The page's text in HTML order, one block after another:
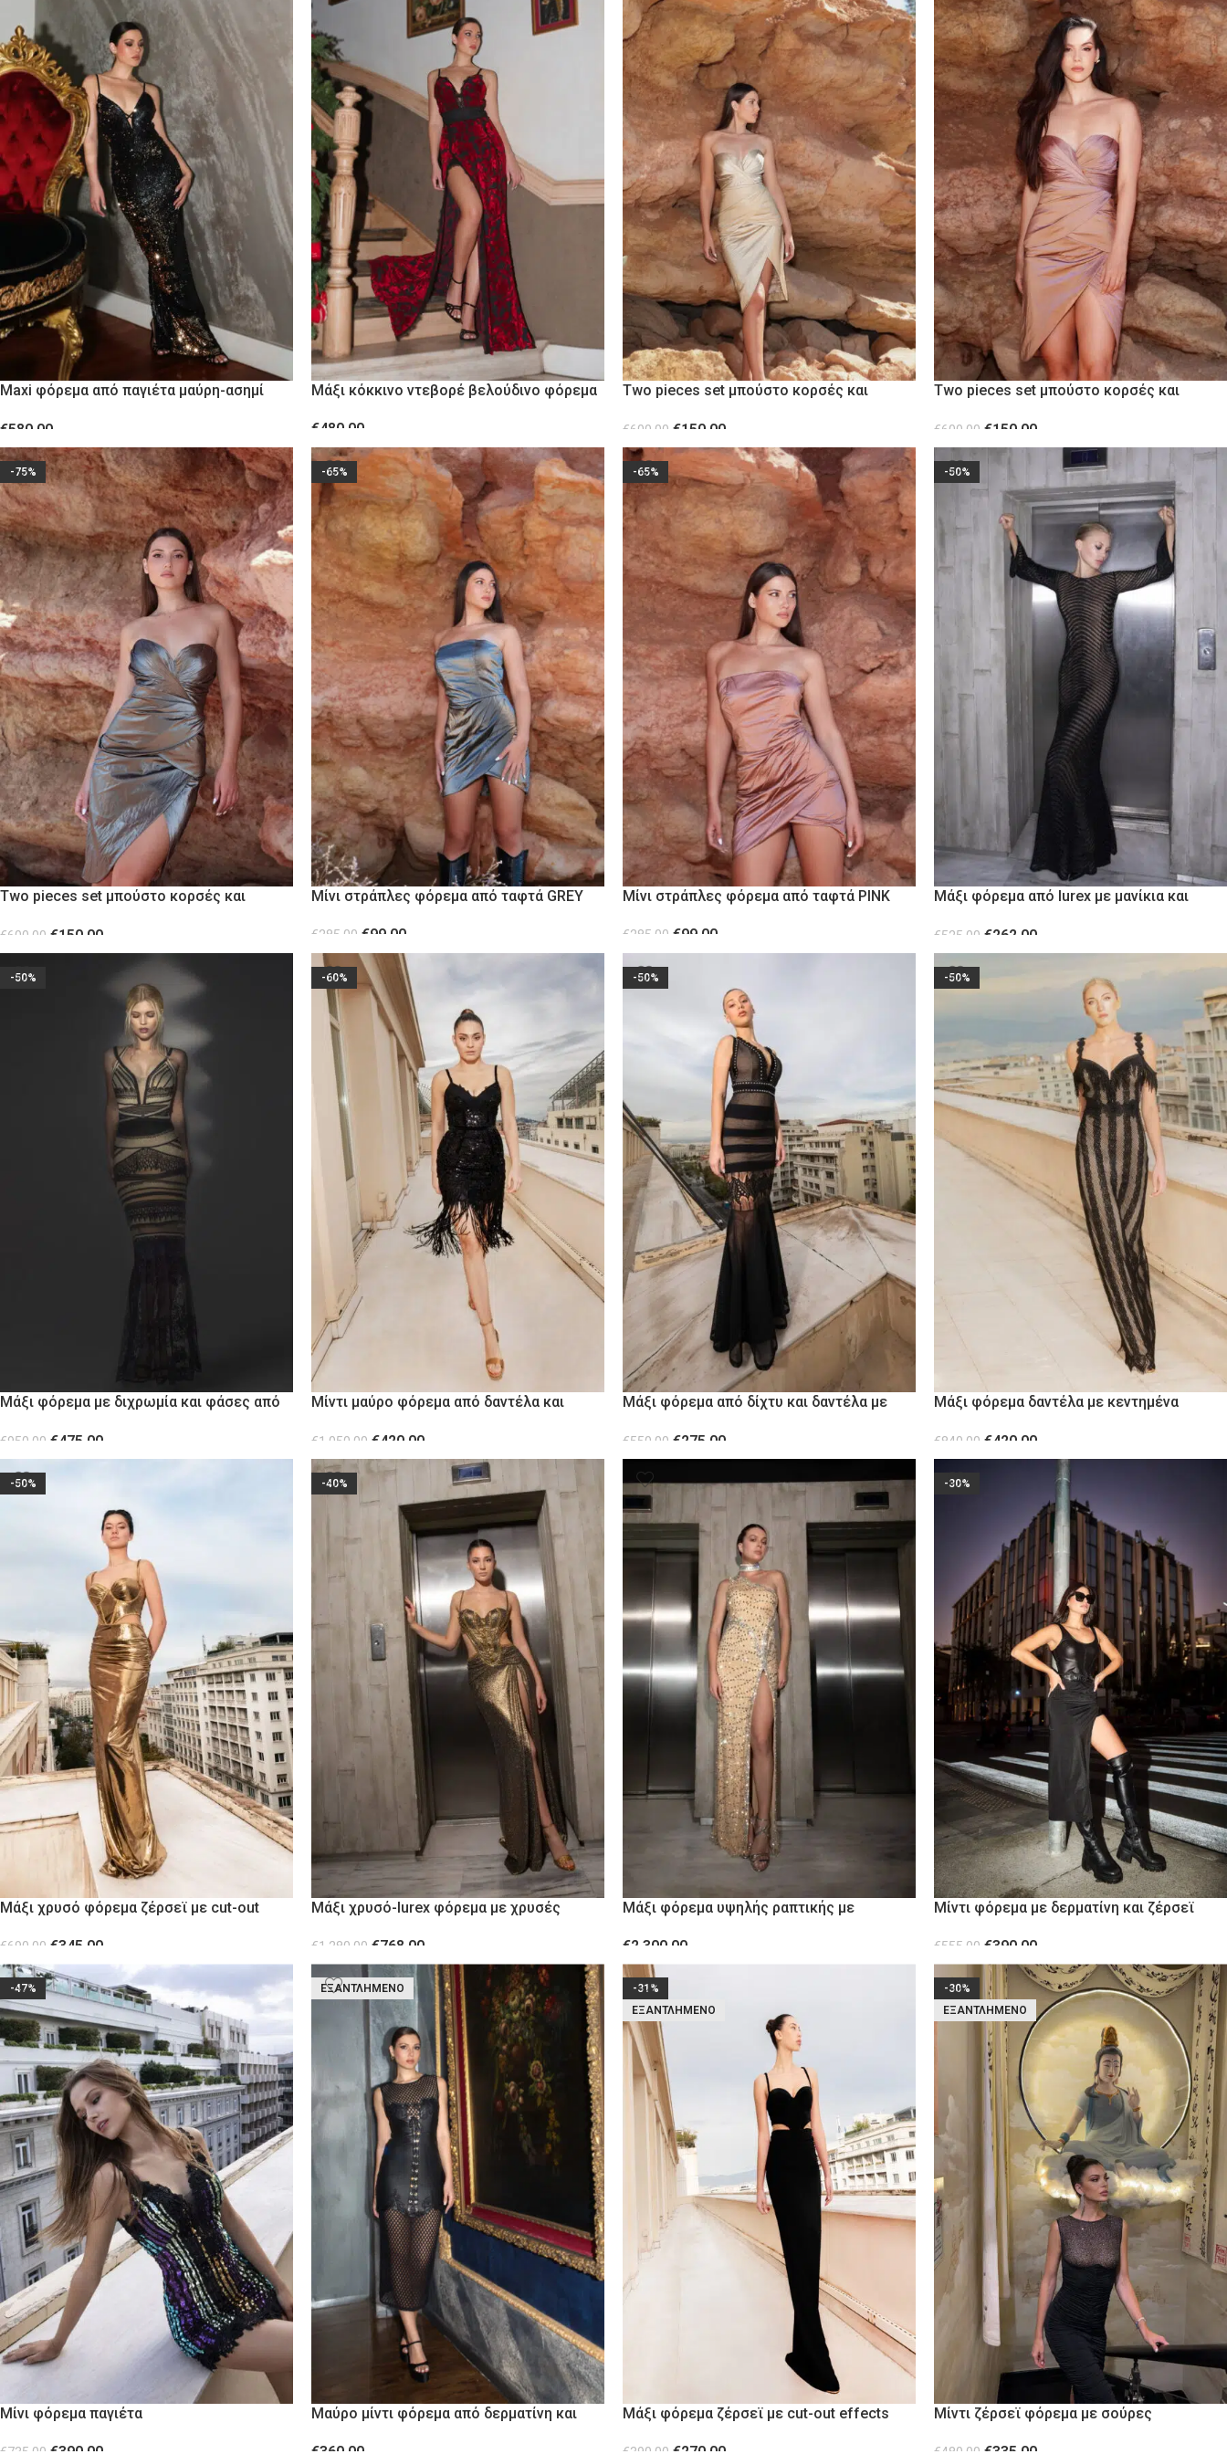
Maxi φόρεμα από παγιέτα μαύρη-ασημί
€580.00
ΕΠΙΛΟΓΉ
Μάξι κόκκινο ντεβορέ βελούδινο φόρεμα
€480.00
ΕΠΙΛΟΓΉ
Two pieces set μπούστο κορσές και
€600.00 €150.00
ΕΠΙΛΟΓΉ
Two pieces set μπούστο κορσές και
€600.00 €150.00
ΕΠΙΛΟΓΉ
-75%
Two pieces set μπούστο κορσές και
€600.00 €150.00
-65%
Μίνι στράπλες φόρεμα από ταφτά GREY
€285.00 €99.00
ΕΠΙΛΟΓΉ
-65%
Μίνι στράπλες φόρεμα από ταφτά PINK
€285.00 €99.00
-50%
Μάξι φόρεμα από lurex με μανίκια και
€525.00 €262.00
-50%
Μάξι φόρεμα με διχρωμία και φάσες από
€950.00 €475.00
-60%
Μίντι μαύρο φόρεμα από δαντέλα και
€1,050.00 €420.00
ΕΠΙΛΟΓΉ
-50%
Μάξι φόρεμα από δίχτυ και δαντέλα με
€550.00 €275.00
-50%
Μάξι φόρεμα δαντέλα με κεντημένα
€840.00 €420.00
-50%
Μάξι χρυσό φόρεμα ζέρσεϊ με cut-out
€690.00 €345.00
ΕΠΙΛΟΓΉ
-40%
Μάξι χρυσό-lurex φόρεμα με χρυσές
€1,280.00 €768.00
ΕΠΙΛΟΓΉ
Μάξι φόρεμα υψηλής ραπτικής με
€2,300.00
ΕΠΙΛΟΓΉ
-30%
Μίντι φόρεμα με δερματίνη και ζέρσεϊ
€555.00 €390.00
ΕΠΙΛΟΓΉ
-47%
Μίνι φόρεμα παγιέτα
ΕΞΑΝΤΛΗΜΈΝΟ
Μαύρο μίντι φόρεμα από δερματίνη και
-31%
ΕΞΑΝΤΛΗΜΈΝΟ
Μάξι φόρεμα ζέρσεϊ με cut-out effects
-30%
ΕΞΑΝΤΛΗΜΈΝΟ
Μίντι ζέρσεϊ φόρεμα με σούρες